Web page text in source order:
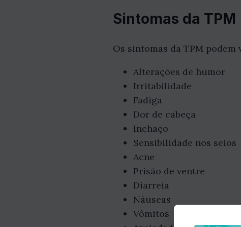
Sintomas da TPM
Os sintomas da TPM
Alterações de humor
Irritabilidade
Fadiga
Dor de cabeça
Inchaço
Sensibilidade nos seios
Acne
Prisão de ventre
Diarreia
Náuseas
Vômitos